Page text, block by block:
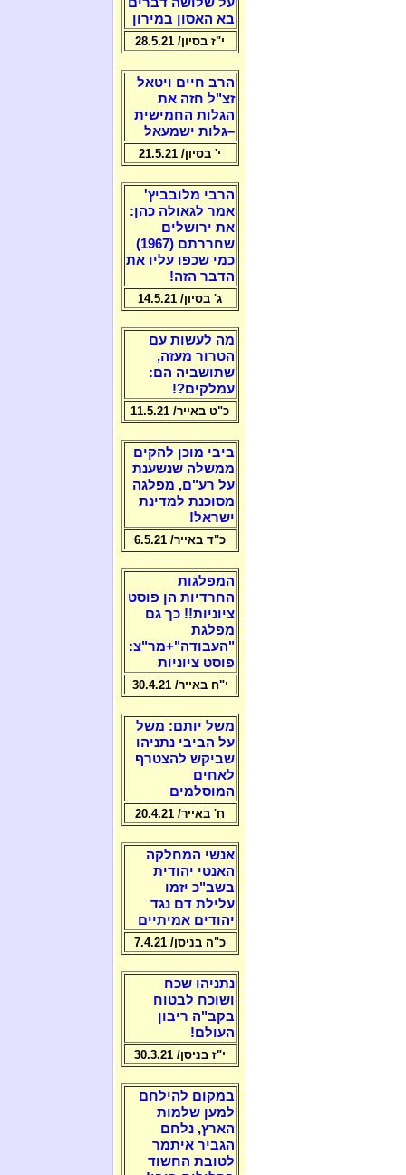
בא האסון במירון
י"ז בסיון/ 28.5.21
הרב חיים ויטאל
זצ"ל חזה את
הגלות החמישית
–גלות ישמעאל
י' בסיון/ 21.5.21
הרבי מלובביץ'
אמר לגאולה כהן:
את ירושלים
שחררתם (1967)
כמי שכפו עליו את
הדבר הזה!
ג' בסיון/ 14.5.21
מה לעשות עם
הטרור מעזה,
שתושביה הם:
עמלקים?!
כ"ט באייר/ 11.5.21
ביבי מוכן להקים
ממשלה שנשענת
על רע"ם, מפלגה
מסוכנת למדינת
ישראל!
כ"ד באייר/ 6.5.21
המפלגות
החרדיות הן פוסט
ציוניות!! כך גם
מפלגת
"העבודה"+מר"צ:
פוסט ציוניות
י"ח באייר/ 30.4.21
משל יותם: משל
על הביבי נתניהו
שביקש להצטרף
לאחים
המוסלמים
ח' באייר/ 20.4.21
אנשי המחלקה
האנטי יהודית
בשב"כ יזמו
עלילת דם נגד
יהודים אמיתיים
כ"ה בניסן/ 7.4.21
נתניהו שכח
ושוכח לבטוח
בקב"ה ריבון
העולם!
י"ז בניסן/ 30.3.21
במקום להילחם
למען שלמות
הארץ, נלחם
הגביר איתמר
לטובת החשוד